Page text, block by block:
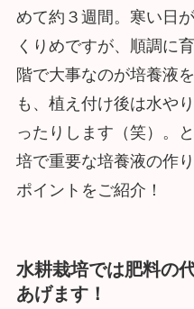
めて約３週間。寒い日
くりめですが、順調に
階で大事なのが培養液
も、植え付け後は水や
ったりします（笑）。
培で重要な培養液の作
ポイントをご紹介！
水耕栽培では肥料の
あげます！